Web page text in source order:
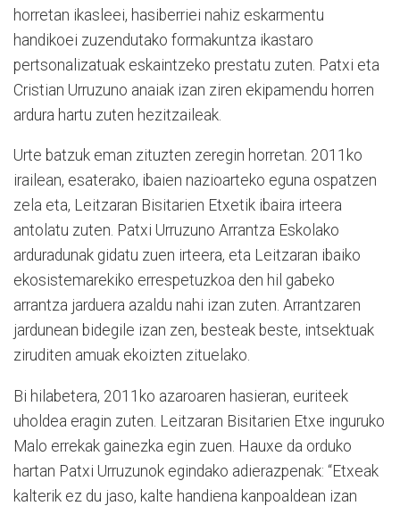
horretan ikasleei, hasiberriei nahiz eskarmentu
handikoei zuzendutako formakuntza ikastaro
pertsonalizatuak eskaintzeko prestatu zuten. Patxi eta
Cristian Urruzuno anaiak izan ziren ekipamendu horren
ardura hartu zuten hezitzaileak.
Urte batzuk eman zituzten zeregin horretan. 2011ko
irailean, esaterako, ibaien nazioarteko eguna ospatzen
zela eta, Leitzaran Bisitarien Etxetik ibaira irteera
antolatu zuten. Patxi Urruzuno Arrantza Eskolako
arduradunak gidatu zuen irteera, eta Leitzaran ibaiko
ekosistemarekiko errespetuzkoa den hil gabeko
arrantza jarduera azaldu nahi izan zuten. Arrantzaren
jardunean bidegile izan zen, besteak beste, intsektuak
ziruditen amuak ekoizten zituelako.
Bi hilabetera, 2011ko azaroaren hasieran, euriteek
uholdea eragin zuten. Leitzaran Bisitarien Etxe inguruko
Malo errekak gainezka egin zuen. Hauxe da orduko
hartan Patxi Urruzunok egindako adierazpenak: “Etxeak
kalterik ez du jaso, kalte handiena kanpoaldean izan